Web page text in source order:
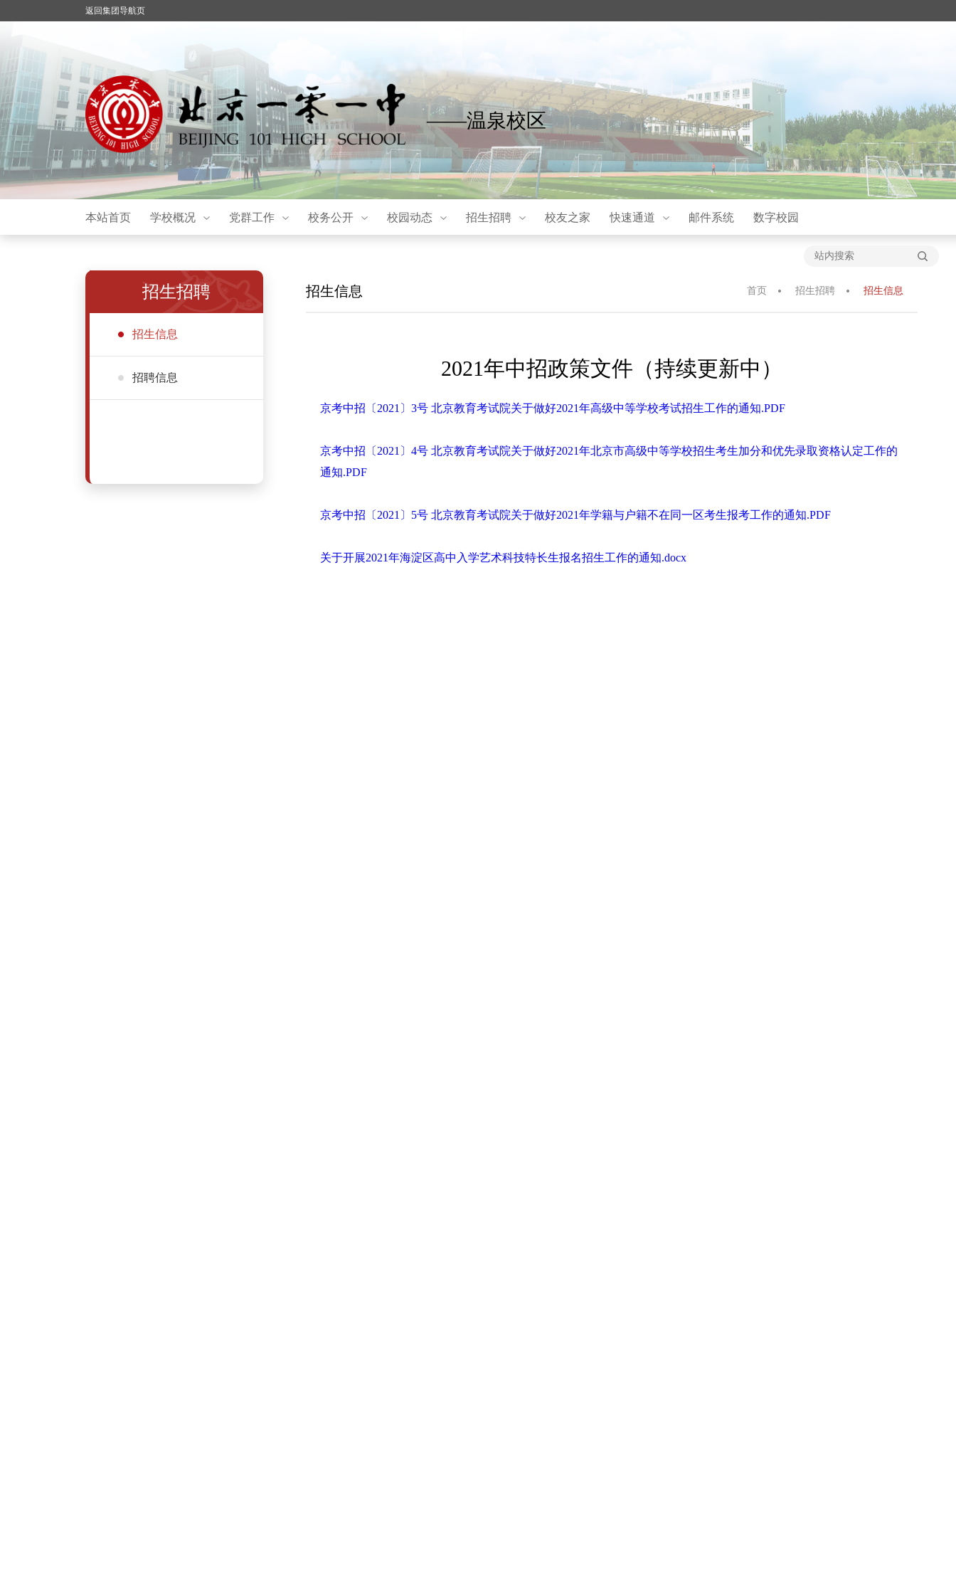
返回集团导航页
——温泉校区
本站首页 学校概况 党群工作 校务公开 校园动态 招生招聘 校友之家 快速通道 邮件系统 数字校园
招生招聘
招生信息
招聘信息
招生信息 首页 招生招聘 招生信息
2021年中招政策文件（持续更新中）
京考中招〔2021〕3号 北京教育考试院关于做好2021年高级中等学校考试招生工作的通知.PDF
京考中招〔2021〕4号 北京教育考试院关于做好2021年北京市高级中等学校招生考生加分和优先录取资格认定工作的
通知.PDF
京考中招〔2021〕5号 北京教育考试院关于做好2021年学籍与户籍不在同一区考生报考工作的通知.PDF
关于开展2021年海淀区高中入学艺术科技特长生报名招生工作的通知.docx